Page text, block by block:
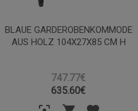
BLAUE GARDEROBENKOMMODE
AUS HOLZ 104X27X85 CM H
747.77€
635.60€